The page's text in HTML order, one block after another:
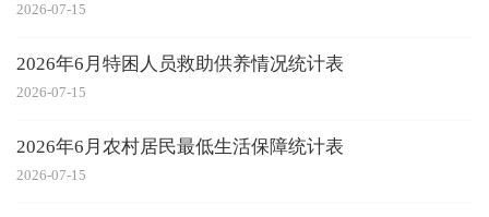
2026-07-15
2026年6月特困人员救助供养情况统计表
2026-07-15
2026年6月农村居民最低生活保障统计表
2026-07-15